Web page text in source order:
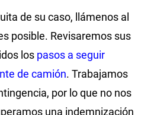
de su caso, llámenos al
posible. Revisaremos sus
los pasos a seguir
de camión. Trabajamos
por lo que no nos
una indemnización